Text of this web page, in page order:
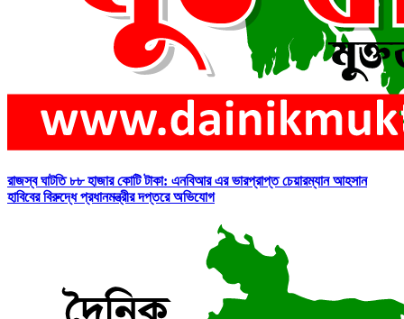
রাজস্ব ঘাটতি ৮৮ হাজার কোটি টাকা: এনবিআর এর ভারপ্রাপ্ত চেয়ারম্যান আহসান
হাবিবের বিরুদ্ধে প্রধানমন্ত্রীর দপ্তরে অভিযোগ